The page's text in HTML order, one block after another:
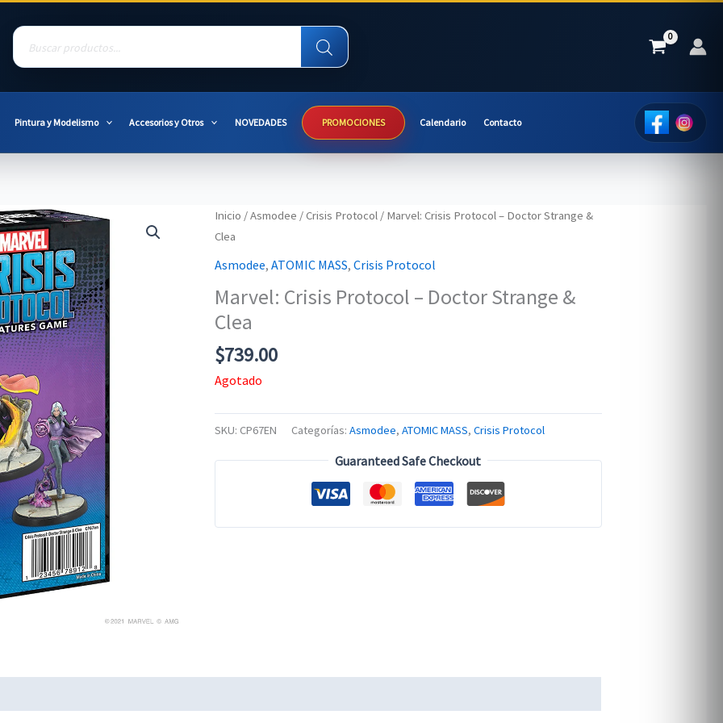
Products
search
Pintura y Modelismo Accesorios y Otros NOVEDADES PROMOCIONES Calendario Contacto
Inicio /Asmodee /Crisis Protocol / Marvel: Crisis Protocol – Doctor Strange &
Clea
Asmodee, ATOMIC MASS, Crisis Protocol
Marvel: Crisis Protocol – Doctor Strange &
Clea
$739.00
Agotado
SKU: CP67EN Categorías: Asmodee, ATOMIC MASS, Crisis Protocol
Guaranteed Safe Checkout